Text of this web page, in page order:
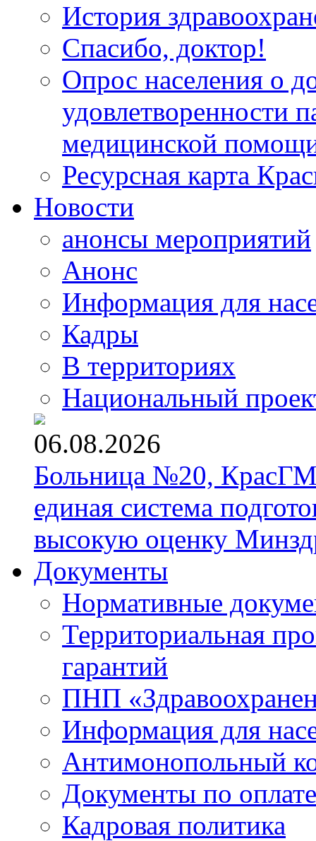
История
Спасибо, доктор!
Опрос населения о
удовлетворенности
медицинской
Ресурсная карта
Новости
анонсы мероприятий
Анонс
Информация для
Кадры
В территориях
Национальный
06.08.2026
Больница №20,
единая система
высокую оценку
Документы
Нормативные
Территориальная
гарантий
ПНП
Информация для
Антимонопольный
Документы по
Кадровая политика